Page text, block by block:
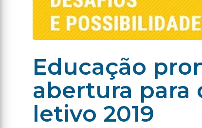
Educação
abertura para
letivo 2019